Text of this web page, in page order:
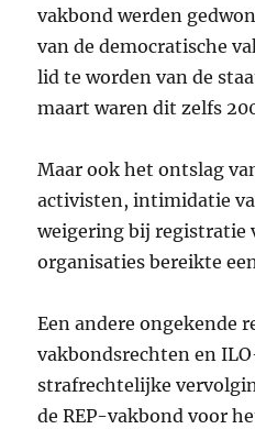
vakbond werden
van de democratische
lid te worden van de
maart waren dit zelfs
Maar ook het ontslag
activisten, intimidatie
weigering bij registratie
organisaties bereikte
Een andere ongekende
vakbondsrechten en
strafrechtelijke
de REP-vakbond voor